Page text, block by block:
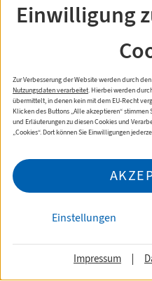
Einwilligung
Zur Verbesserung der Website werden durch den
Nutzungsdaten verarbeitet. Hierbei werden
übermittelt, in denen kein mit dem EU-Recht
Klicken des Buttons „Alle akzeptieren“
und Erläuterungen zu diesen Cookies und
„Cookies“. Dort können Sie Einwilligungen
Einstellungen
Impressum